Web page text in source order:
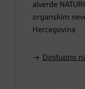
alverde
organskim
Hercegovina
Dostupno